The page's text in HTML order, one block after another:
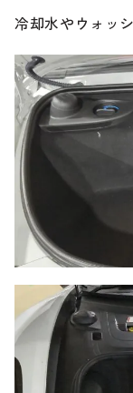
冷却水やウォッ